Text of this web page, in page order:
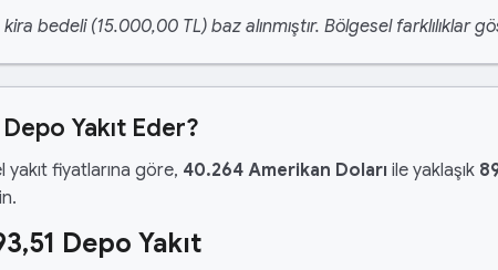
bedeli (15.000,00 TL) baz alınmıştır. Bölgesel farklılıklar
Yakıt Eder?
fiyatlarına göre, 40.264 Amerikan Doları ile yaklaşık
Depo Yakıt